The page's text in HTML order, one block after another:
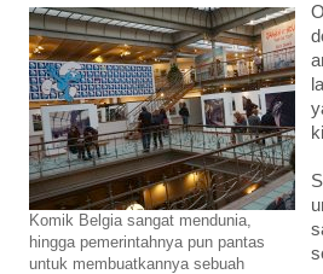
Komik Belgia sangat mendunia,
hingga pemerintahnya pun pantas
untuk membuatkannya sebuah